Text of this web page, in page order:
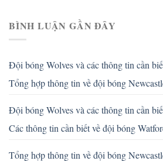
BÌNH LUẬN GẦN ĐÂY
Đội bóng Wolves và các thông tin cần
Tổng hợp thông tin về đội bóng
Đội bóng Wolves và các thông tin cần
Các thông tin cần biết về đội bóng
Tổng hợp thông tin về đội bóng